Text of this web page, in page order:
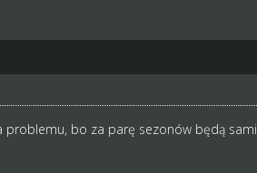
problemu, bo za parę sezonów będą sami